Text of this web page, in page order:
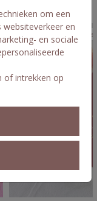
om een
en
en sociale
of intrekken op
ook leuk